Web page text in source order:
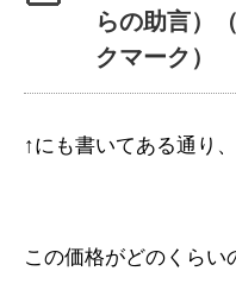
らの助言）
クマーク）
↑にも書いてある通り、
この価格がどのくらい